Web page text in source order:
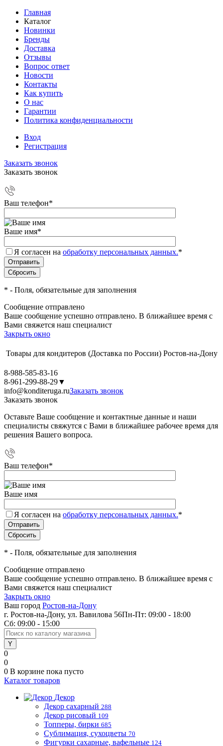
Главная
Каталог
Новинки
Бренды
Доставка
Отзывы
Вопрос ответ
Новости
Контакты
Как купить
О нас
Гарантии
Политика конфиденциальности
Вход
Регистрация
Заказать звонок
Заказать звонок
Ваш телефон*
Ваше имя*
Я согласен на обработку персональных данных.*
* - Поля, обязательные для заполнения
Сообщение отправлено
Ваше сообщение успешно отправлено. В ближайшее время с
Вами свяжется наш специалист
Закрыть окно
Товары для кондитеров (Доставка по России) Ростов-на-Дону
8-988-585-83-16
8-961-299-88-29▼
info@konditeruga.ruЗаказать звонок
Заказать звонок
Оставьте Ваше сообщение и контактные данные и наши
специалисты свяжутся с Вами в ближайшее рабочее время для
решения Вашего вопроса.
Ваш телефон*
Ваше имя
Я согласен на обработку персональных данных.*
* - Поля, обязательные для заполнения
Сообщение отправлено
Ваше сообщение успешно отправлено. В ближайшее время с
Вами свяжется наш специалист
Закрыть окно
Ваш город Ростов-на-Дону
г. Ростов-на-Дону, ул. Вавилова 56Пн-Пт: 09:00 - 18:00
Сб: 09:00 - 15:00
0
0
0 В корзине пока пусто
Каталог товаров
Декор
Декор сахарный 288
Декор рисовый 109
Топперы, бирки 685
Сублимация, сухоцветы 70
Фигурки сахарные, вафельные 124